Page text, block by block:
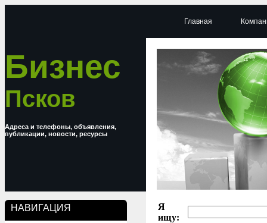
Бизнес
Псков
Адреса и телефоны, объявления,
публикации, новости, ресурсы
НАВИГАЦИЯ
Главная
Я
ищу: